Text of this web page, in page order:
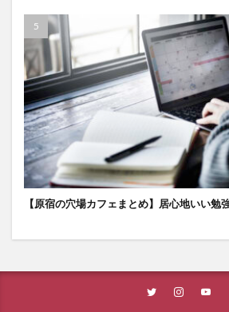
【原宿の穴場カフェまとめ】居心地いい勉